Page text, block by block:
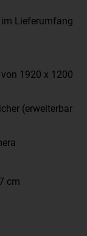
Lieferumfang
1920 x 1200
(erweiterbar
cm